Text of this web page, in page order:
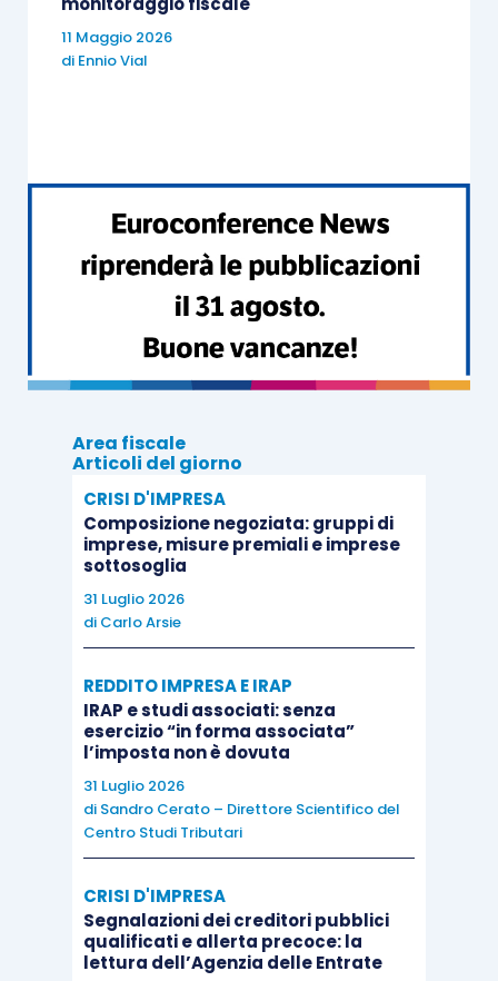
imprenditoriale sempre più “attempata”
classi di età (18-29 anni, 30-49, 50-69 e da 70 in
su) arrivando alla conclusione cheil baricentro
dell’impresa italiana ormai sta nella classe tra i
50 e i 69 anni.
Si diceva del perché la quotazione può aiutare il
passaggio generazionale, iniziando da quanto
motivazioneovverosia la possibilità di
la propria partecipazione nella società quotata.
Questo può essere vero, ad esempio, in tema di
passaggio generazionale, se
qualcuno che non vuole
che vuole continuare ad esercitare l’impresa
magari trovandonuovi capitali, sia l’erede che
vuole liquidare anche solo per fare altro
Quante aziende si sono trovate in difficoltà a
vogliono più restare?
Sui mercati di crescita delle PMI “SMEs Growth
11 Maggio 2026
di Ennio Vial
Area fiscale
Articoli del giorno
CRISI D'IMPRESA
Composizione negoziata: gruppi di
imprese, misure premiali e imprese
sottosoglia
31 Luglio 2026
di Carlo Arsie
REDDITO IMPRESA E IRAP
IRAP e studi associati: senza
esercizio “in forma associata”
l’imposta non è dovuta
31 Luglio 2026
di Sandro Cerato – Direttore Scientifico del
Centro Studi Tributari
CRISI D'IMPRESA
Segnalazioni dei creditori pubblici
qualificati e allerta precoce: la
lettura dell’Agenzia delle Entrate